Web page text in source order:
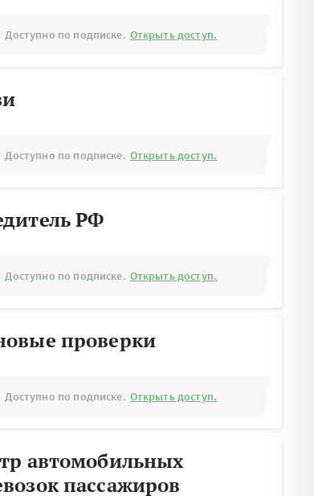
Доступно по подписке. Открыть доступ.
Доступно по подписке. Открыть доступ.
РФ
Доступно по подписке. Открыть доступ.
проверки
Доступно по подписке. Открыть доступ.
автомобильных
пассажиров